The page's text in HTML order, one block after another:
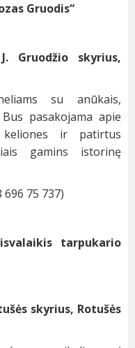
Gruodis“
Gruodžio skyrius,
su anūkais,
pasakojama apie
ir patirtus
gamins istorinę
75 737)
tarpukario
skyrius, Rotušės